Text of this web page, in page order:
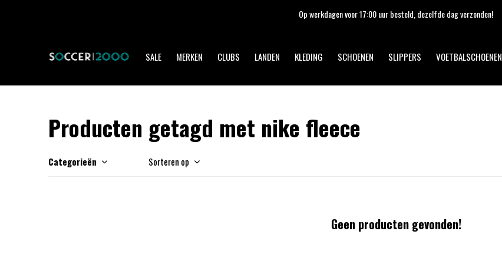
SALE MERKEN CLUBS LANDEN KLEDING SCHOENEN SLIPPERS VOETBALSCHOENEN
Op werkdagen voor 17:00 uur besteld, dezelfde dag verzonden!
Producten getagd met nike fleece
Categorieën Sorteren op
Geen producten gevonden!